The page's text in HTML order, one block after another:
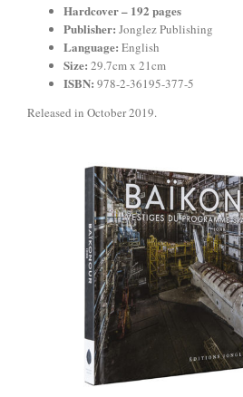
Hardcover – 192 pages
Publisher: Jonglez Publishing
Language: English
Size: 29.7cm x 21cm
ISBN: 978-2-36195-377-5
Released in October 2019.